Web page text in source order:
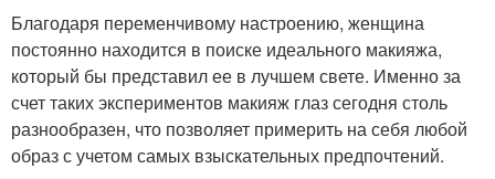
Благодаря переменчивому настроению, женщина
постоянно находится в поиске идеального макияжа,
который бы представил ее в лучшем свете. Именно за
счет таких экспериментов макияж глаз сегодня столь
разнообразен, что позволяет примерить на себя любой
образ с учетом самых взыскательных предпочтений.